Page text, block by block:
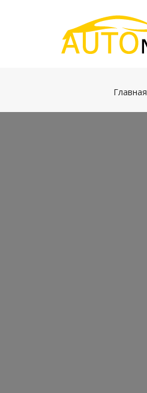
Главная